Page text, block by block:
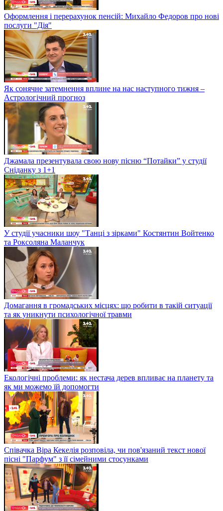
Оформлення і перерахунок пенсій: Михайло Федоров про нові
послуги "Дія"
Як сонячне затемнення вплине на нас наступного тижня –
Астрологічний прогноз
Джамала презентувала свою нову пісню “Потайки” у студії
Сніданку з 1+1
У студії учасники шоу "Танці з зірками" Костянтин Войтенко
та Роксоляна Маланчук
Домагання в громадських місцях: що робити в такій ситуації
та як уникнути психологічної травми
Екологічні проблеми: як нестача дерев впливає на планету та
як ми можемо їй допомогти
Співачка Віра Кекелія розповіла, чи пов'язаний текст нової
пісні "Парфум" з її сімейними стосунками